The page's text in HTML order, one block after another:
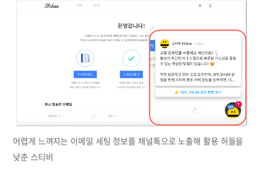
어렵게 느껴지는 이메일 세팅 정보를 채널톡으로 노출해 활용 허들을
낮춘 스티비